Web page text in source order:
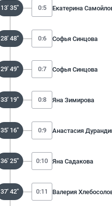
13' 35'' 0:5 Екатерина
28' 48'' 0:6 Софья Синцова
29' 49'' 0:7 Софья Синцова
33' 19'' 0:8 Яна Зимирова
35' 16'' 0:9 Анастасия
36' 25'' 0:10 Яна Садакова
37' 42'' 0:11 Валерия